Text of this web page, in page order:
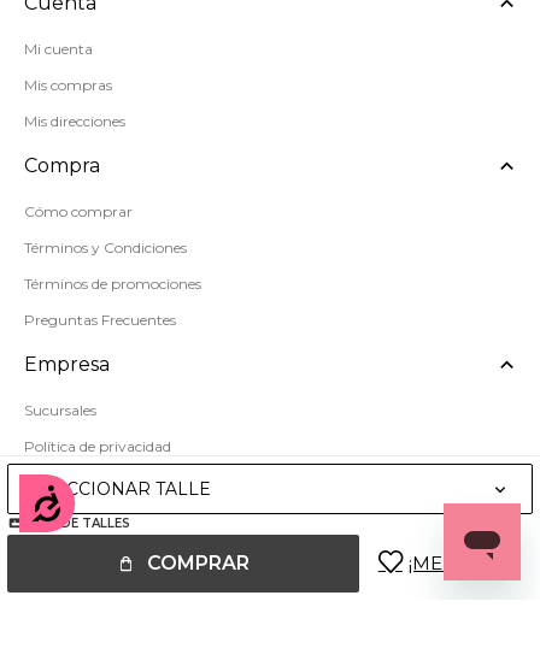
Accesibilidad
SELECCIONAR TALLE
GUÍA DE TALLES
COMPRAR
Mi cuenta
Mis compras
Mis direcciones
Compra
Cómo comprar
Términos y Condiciones
Términos de promociones
Preguntas Frecuentes
Empresa
Sucursales
Política de privacidad
Mapa del sitio